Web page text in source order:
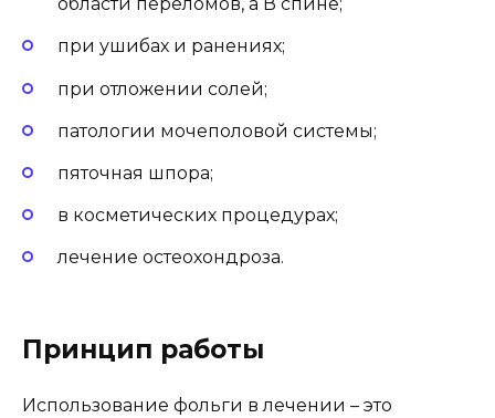
при ушибах и ранениях;
при отложении солей;
патологии мочеполовой системы;
пяточная шпора;
в косметических процедурах;
лечение остеохондроза.
Принцип работы
Использование фольги в лечении – это